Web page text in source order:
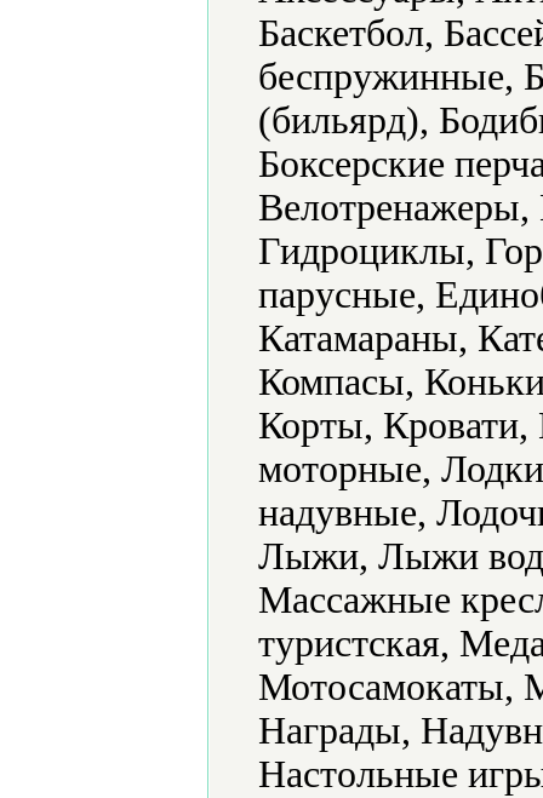
Баскетбол,
беспружинные,
(бильярд),
Боксерские
Гидроциклы,
парусные,
Катамараны,
Компасы,
Корты,
моторные,
надувные,
Лыжи, Лыжи
Массажные
туристская,
Мотосамокаты,
Награды,
Настольные